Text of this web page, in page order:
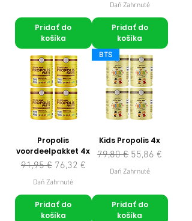
Pridať do
košíka
Daň Zahrnuté
Pridať do
košíka
Propolis
voordeelpakket 4x
Normálna cena
91,95 € Zľavnená cena
76,32 €
Daň Zahrnuté
Pridať do
košíka
BTS
Kids Propolis 4x
Normálna cena
79,80 € Zľavnená cena
55,86 €
Daň Zahrnuté
Pridať do
košíka